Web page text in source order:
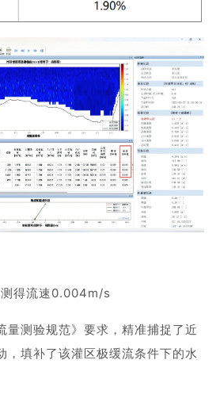
得流速0.004m/s
量测验规范》要求，精准捕捉了近
，填补了该灌区极缓流条件下的水